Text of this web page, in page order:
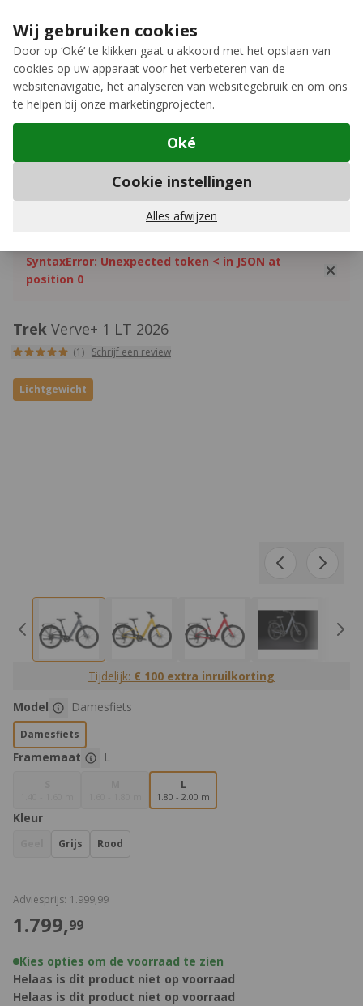
Wij gebruiken cookies
Door op ‘Oké’ te klikken gaat u akkoord met het opslaan van
cookies op uw apparaat voor het verbeteren van de
websitenavigatie, het analyseren van websitegebruik en om ons
te helpen bij onze marketingprojecten.
Oké
Cookie instellingen
Alles afwijzen
Meer keuze, meer plezier
12GO Biking
Elektrische fietsen
SyntaxError: Unexpected token < in JSON at
position 0
Tijdelijk: € 100 extra inruilkorting
Product Opties:
Model Damesfiets
Damesfiets
Framemaat L
L
1.80 - 2.00 m
Kleur
Grijs Rood
Adviesprijs: €1.999,99
€
1.799,99
Kies opties om de voorraad te zien
Helaas is dit product niet op voorraad
Helaas is dit product niet op voorraad
Trek Verve+ 1 LT 2026
(1) Schrijf een review
Lichtgewicht